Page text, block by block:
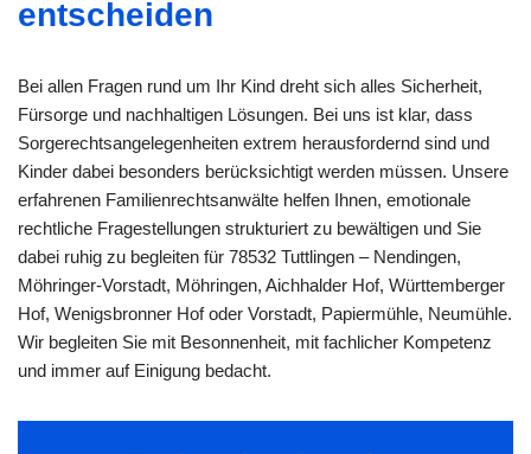
entscheiden
Bei allen Fragen rund um Ihr Kind dreht sich alles Sicherheit,
Fürsorge und nachhaltigen Lösungen. Bei uns ist klar, dass
Sorgerechtsangelegenheiten extrem herausfordernd sind und
Kinder dabei besonders berücksichtigt werden müssen. Unsere
erfahrenen Familienrechtsanwälte helfen Ihnen, emotionale
rechtliche Fragestellungen strukturiert zu bewältigen und Sie
dabei ruhig zu begleiten für 78532 Tuttlingen – Nendingen,
Möhringer-Vorstadt, Möhringen, Aichhalder Hof, Württemberger
Hof, Wenigsbronner Hof oder Vorstadt, Papiermühle, Neumühle.
Wir begleiten Sie mit Besonnenheit, mit fachlicher Kompetenz
und immer auf Einigung bedacht.